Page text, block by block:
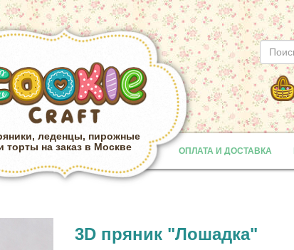
леденцы, пирожные
торты на заказ в Москве
ОПЛАТА И ДОСТАВКА
Provided by
3D пряник "Лошадка"